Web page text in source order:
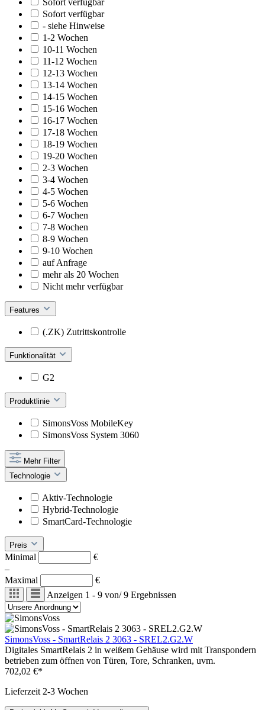
Sofort verfügbar
Sofort verfügbar
- siehe Hinweise
1-2 Wochen
10-11 Wochen
11-12 Wochen
12-13 Wochen
13-14 Wochen
14-15 Wochen
15-16 Wochen
16-17 Wochen
17-18 Wochen
18-19 Wochen
19-20 Wochen
2-3 Wochen
3-4 Wochen
4-5 Wochen
5-6 Wochen
6-7 Wochen
7-8 Wochen
8-9 Wochen
9-10 Wochen
auf Anfrage
mehr als 20 Wochen
Nicht mehr verfügbar
Features
(.ZK) Zutrittskontrolle
Funktionalität
G2
Produktlinie
SimonsVoss MobileKey
SimonsVoss System 3060
Mehr Filter
Technologie
Aktiv-Technologie
Hybrid-Technologie
SmartCard-Technologie
Preis
Minimal
€
–
Maximal
€
Anzeigen 1 - 9 von/9 Ergebnissen
SimonsVoss - SmartRelais 2 3063 - SREL2.G2.W
Digitales SmartRelais 2 in weißem Gehäuse wird mit Transpondern
betrieben zum öffnen von Türen, Tore, Schranken, uvm.
702,02 €*
Lieferzeit 2-3 Wochen